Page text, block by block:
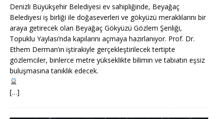
Denizli Büyükşehir Belediyesi ev sahipliğinde, Beyağaç
Belediyesi iş birliği ile doğaseverleri ve gökyüzü meraklılarını bir
araya getirecek olan Beyağaç Gökyüzü Gözlem Şenliği,
Topuklu Yaylası’nda kapılarını açmaya hazırlanıyor. Prof. Dr.
Ethem Derman’ın iştirakiyle gerçekleştirilecek tertipte
gözlemciler, binlerce metre yükseklikte bilimin ve tabiatın eşsiz
buluşmasına tanıklık edecek.
[…]